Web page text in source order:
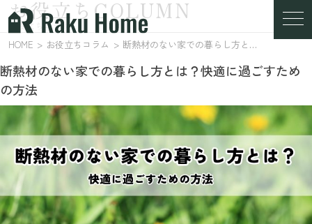
お役立ちコラム
お役立ちCOLUMN
HOME お役立ちコラム 断熱材のない家での暮らし方とは？快適に過ごすための方法
断熱材のない家での暮らし方とは？快適に過ごすため
の方法